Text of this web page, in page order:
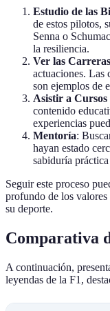
Estudio de las
de estos pilotos,
Senna o
la resiliencia.
Ver las Carreras
actuaciones. Las
son ejemplos de
Asistir a
contenido
experiencias
Mentoría:
hayan estado
sabiduría
Seguir este proceso
profundo de los
su deporte.
Comparativa
A continuación,
leyendas de la F1,